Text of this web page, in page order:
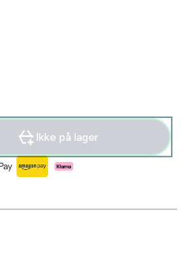
Ikke på lager